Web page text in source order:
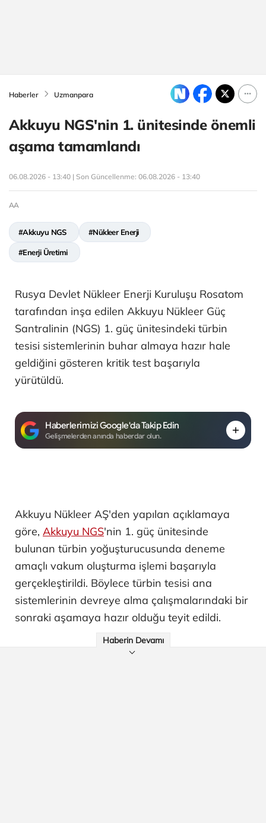
Haberler Uzmanpara
Akkuyu NGS'nin 1. ünitesinde önemli
aşama tamamlandı
06.08.2026 - 13:40 | Son Güncellenme: 06.08.2026 - 13:40
AA
#Akkuyu NGS #Nükleer Enerji
#Enerji Üretimi
Rusya Devlet Nükleer Enerji Kuruluşu Rosatom
tarafından inşa edilen Akkuyu Nükleer Güç
Santralinin (NGS) 1. güç ünitesindeki türbin
tesisi sistemlerinin buhar almaya hazır hale
geldiğini gösteren kritik test başarıyla
yürütüldü.
Haberlerimizi Google'da Takip Edin
Gelişmelerden anında haberdar olun.
Akkuyu Nükleer AŞ'den yapılan açıklamaya
göre, Akkuyu NGS'nin 1. güç ünitesinde
bulunan türbin yoğuşturucusunda deneme
amaçlı vakum oluşturma işlemi başarıyla
gerçekleştirildi. Böylece türbin tesisi ana
sistemlerinin devreye alma çalışmalarındaki bir
sonraki aşamaya hazır olduğu teyit edildi.
Haberin Devamı